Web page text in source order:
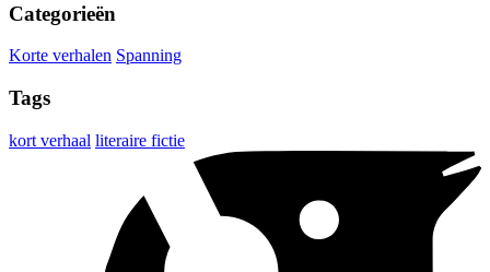
Categorieën
Korte verhalen Spanning
Tags
kort verhaal literaire fictie